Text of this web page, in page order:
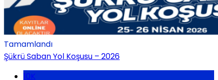
Tamamlandı
Şükrü Saban Yol Koşusu – 2026
10K